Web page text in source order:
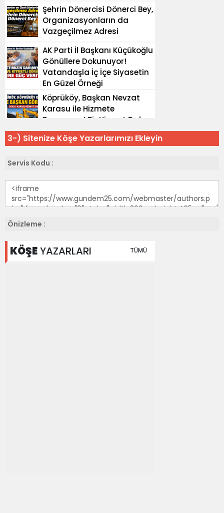
3-) Sitenize Köşe Yazarlarımızı Ekleyin
Servis Kodu :
Önizleme :